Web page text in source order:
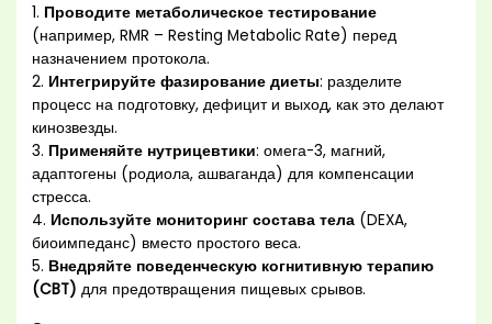
1. Проводите метаболическое тестирование
(например, RMR – Resting Metabolic Rate) перед
назначением протокола.
2. Интегрируйте фазирование диеты: разделите
процесс на подготовку, дефицит и выход, как это делают
кинозвезды.
3. Применяйте нутрицевтики: омега-3, магний,
адаптогены (родиола, ашваганда) для компенсации
стресса.
4. Используйте мониторинг состава тела (DEXA,
биоимпеданс) вместо простого веса.
5. Внедряйте поведенческую когнитивную терапию
(CBT) для предотвращения пищевых срывов.